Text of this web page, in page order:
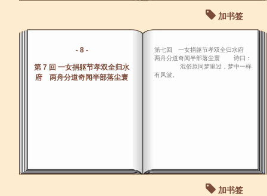
加书签
- 8 -
第 7 回 一女捐躯节孝双全归水
府 两舟分道奇闻半部落尘寰
第七回 一女捐躯节孝双全归水府
两舟分道奇闻半部落尘寰 诗曰：
混俗原同梦里过，梦中一样
有风波。
加书签